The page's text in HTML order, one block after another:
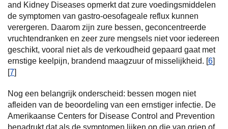
and Kidney Diseases opmerkt dat zure voedingsmiddelen
de symptomen van gastro-oesofageale reflux kunnen
verergeren. Daarom zijn zure bessen, geconcentreerde
vruchtendranken en zeer zure mengsels niet voor iedereen
geschikt, vooral niet als de verkoudheid gepaard gaat met
ernstige keelpijn, brandend maagzuur of misselijkheid. [6]
[7]
Nog een belangrijk onderscheid: bessen mogen niet
afleiden van de beoordeling van een ernstiger infectie. De
Amerikaanse Centers for Disease Control and Prevention
benadrukt dat als de symptomen lijken op die van griep of